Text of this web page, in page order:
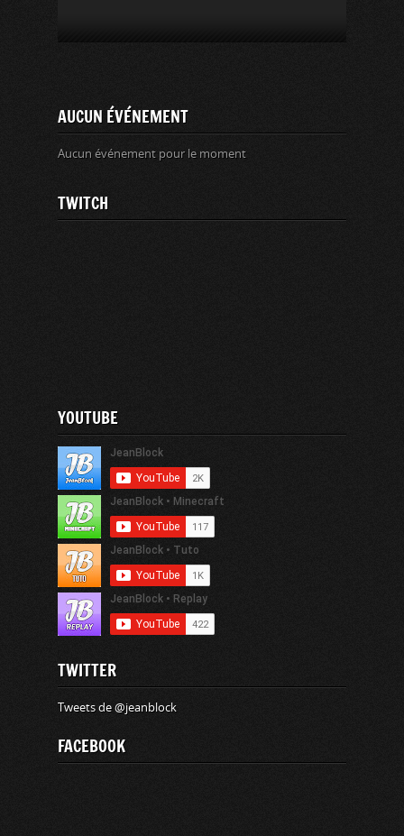
AUCUN ÉVÉNEMENT
Aucun événement pour le moment
TWITCH
YOUTUBE
TWITTER
Tweets de @jeanblock
FACEBOOK